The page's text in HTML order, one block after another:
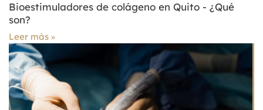
Bioestimuladores de colágeno en Quito - ¿Qué
son?
Leer más